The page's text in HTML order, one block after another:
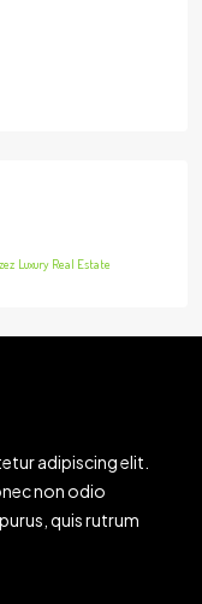
Luxury Real Estate
adipiscing elit.
non odio
quis rutrum